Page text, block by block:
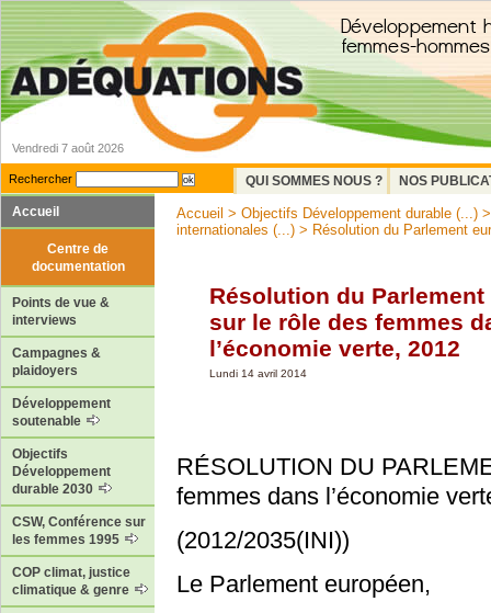
Vendredi 7 août 2026
Rechercher QUI SOMMES NOUS ?
NOS
Accueil
Centre de
documentation
Points de vue &
interviews
Campagnes &
plaidoyers
Développement
soutenable
Objectifs
Développement
durable 2030
CSW, Conférence sur
les femmes 1995
COP climat, justice
climatique & genre
Accueil > Objectifs Développement durable (...)
internationales (...) > Résolution du Parlement
Résolution du Parlement
sur le rôle des femmes
l’économie verte, 2012
Lundi 14 avril 2014
RÉSOLUTION DU
femmes dans l’économie
(2012/2035(INI))
Le Parlement européen,